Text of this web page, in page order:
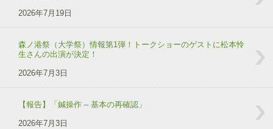
2026年7月19日
森ノ港祭（大学祭）情報第1弾！トークショーのゲストに松本怜
生さんの出演が決定！
2026年7月3日
【報告】「鍼操作 – 基本の再確認」
2026年7月3日